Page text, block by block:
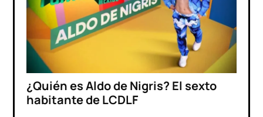
¿Quién es Aldo de Nigris? El sexto
habitante de LCDLF